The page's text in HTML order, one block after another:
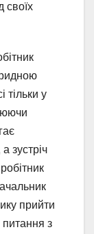
своїх
тільки у
зустріч
прийти
питання з